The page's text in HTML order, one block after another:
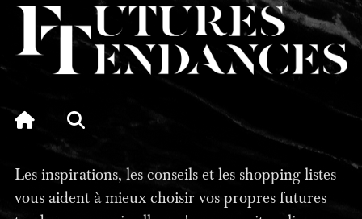
Les inspirations, les conseils et les shopping listes
vous aident à mieux choisir vos propres futures